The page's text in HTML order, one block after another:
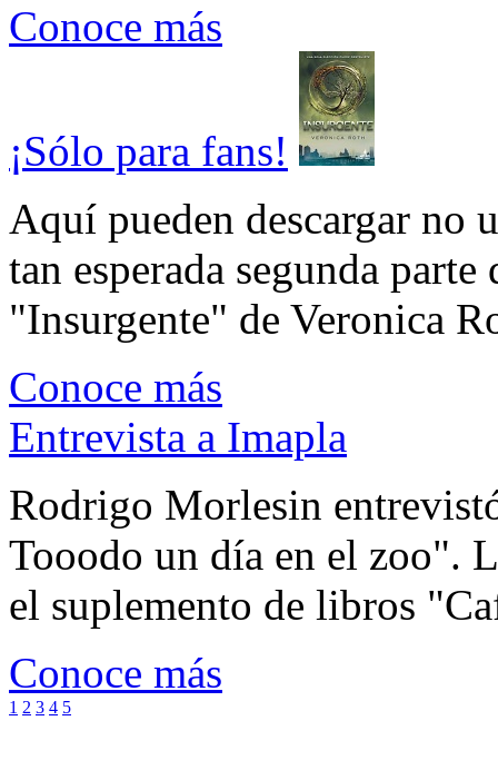
Conoce más
¡Sólo para fans!
Aquí pueden descargar no
tan esperada segunda
"Insurgente" de Veronica
Conoce más
Entrevista a Imapla
Rodrigo Morlesin
Tooodo un día en el zoo".
el suplemento de libros
Conoce más
1 2 3 4 5